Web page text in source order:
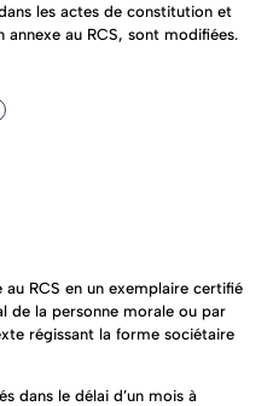
les actes de constitution et
annexe au RCS, sont modifiées.
au RCS en un exemplaire certifié
de la personne morale ou par
régissant la forme sociétaire
dans le délai d’un mois à